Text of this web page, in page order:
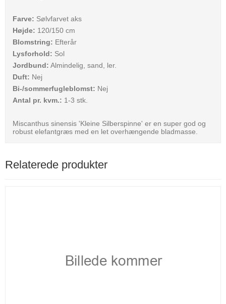
Farve: Sølvfarvet aks
Højde: 120/150 cm
Blomstring: Efterår
Lysforhold: Sol
Jordbund: Almindelig, sand, ler.
Duft: Nej
Bi-/sommerfugleblomst: Nej
Antal pr. kvm.: 1-3 stk.
Miscanthus sinensis 'Kleine Silberspinne' er en super god og
robust elefantgræs med en let overhængende bladmasse.
Relaterede produkter